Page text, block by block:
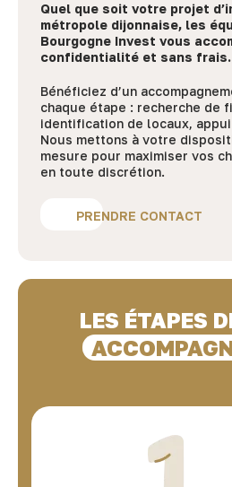
Quel que soit votre projet
métropole dijonnaise, les
Bourgogne Invest vous
confidentialité et sans frais.
Bénéficiez d’un
chaque étape : recherche de
identification de locaux,
Nous mettons à votre
mesure pour maximiser vos
en toute discrétion.
PRENDRE CONTACT
LES ÉTAPES